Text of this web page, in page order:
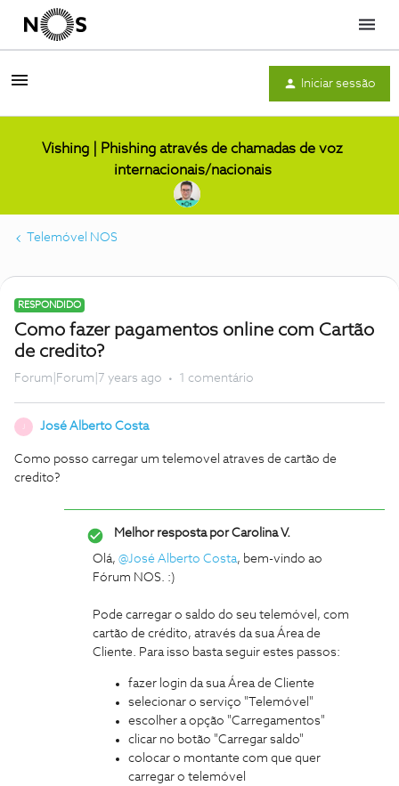
Menu
Iniciar sessão
Vishing | Phishing através de chamadas de voz
internacionais/nacionais
Telemóvel NOS
RESPONDIDO
Como fazer pagamentos online com Cartão
de credito?
Forum|Forum|7 years ago 1 comentário
José Alberto Costa
Como posso carregar um telemovel atraves de cartão de
credito?
Melhor resposta porCarolina V.
Olá, @José Alberto Costa, bem-vindo ao
Fórum NOS. :)
Pode carregar o saldo do seu telemóvel, com
cartão de crédito, através da sua Área de
Cliente. Para isso basta seguir estes passos:
fazer login da sua Área de Cliente
selecionar o serviço "Telemóvel"
escolher a opção "Carregamentos"
clicar no botão "Carregar saldo"
colocar o montante com que quer
carregar o telemóvel